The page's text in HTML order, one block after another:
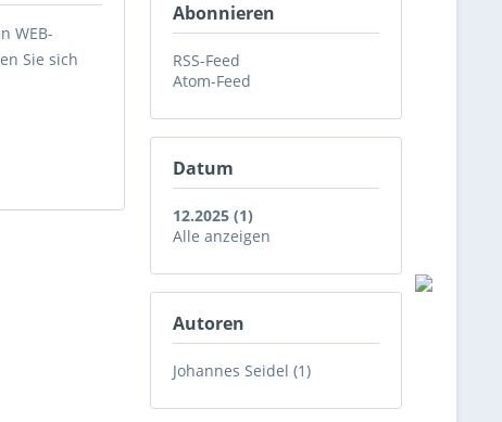
Abonnieren
RSS-Feed
Atom-Feed
Datum
12.2025 (1)
Alle anzeigen
Autoren
Johannes Seidel (1)
WEB-
Sie sich